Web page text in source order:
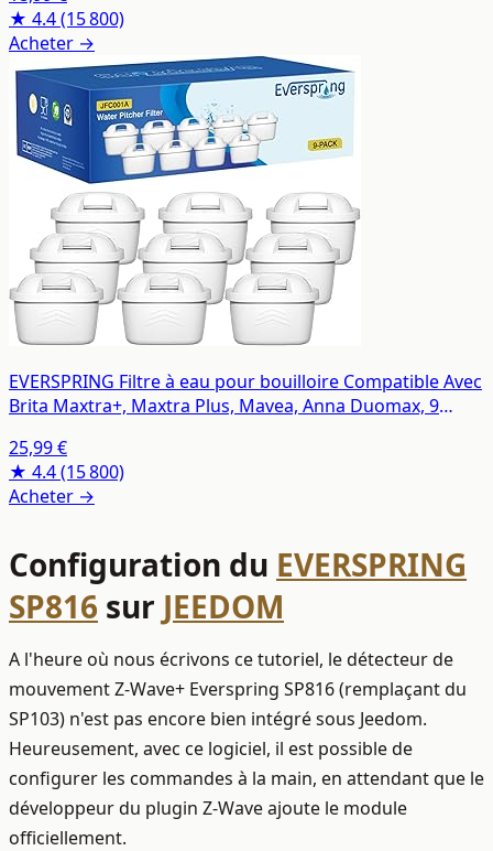
★ 4.4(15 800)
Acheter →
EVERSPRING Filtre à eau pour bouilloire Compatible Avec
Brita Maxtra+, Maxtra Plus, Mavea, Anna Duomax, 9
25,99 €
★ 4.4(15 800)
Acheter →
Configuration du EVERSPRING
SP816 sur JEEDOM
A l'heure où nous écrivons ce tutoriel, le détecteur de
mouvement Z-Wave+ Everspring SP816 (remplaçant du
SP103) n'est pas encore bien intégré sous Jeedom.
Heureusement, avec ce logiciel, il est possible de
configurer les commandes à la main, en attendant que le
développeur du plugin Z-Wave ajoute le module
officiellement.